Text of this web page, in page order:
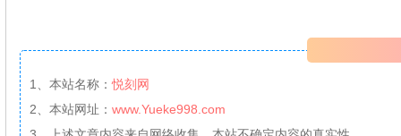
1、本站名称：悦刻网
2、本站网址： www.Yueke998.com